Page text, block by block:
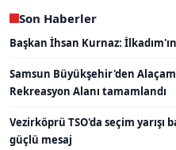
Son Haberler
Başkan İhsan Kurnaz:
Samsun Büyükşehir'den
Rekreasyon Alanı tamamlandı
Vezirköprü TSO'da seçim yarışı
güçlü mesaj